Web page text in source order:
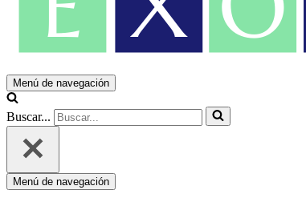
Menú de navegación
Buscar...
Menú de navegación